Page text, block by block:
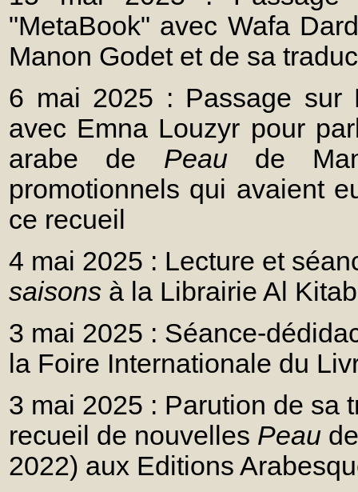
"MetaBook" avec Wafa
Manon Godet et de sa
6 mai 2025 : Passage sur
avec Emna Louzyr pour
arabe de Peaude
promotionnels qui avaient
ce recueil
4 mai 2025 : Lecture et
saisons à la Librairie Al
3 mai 2025 : Séance-
la Foire Internationale du
3 mai 2025 : Parution de sa
recueil de nouvelles Peau
2022) aux Editions